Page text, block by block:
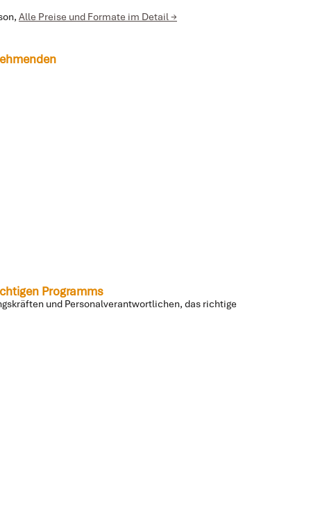
Alle Preise und Formate im Detail →
Programms
und Personalverantwortlichen, das richtige